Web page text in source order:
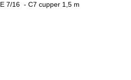
7/16 - C7 cupper 1,5 m